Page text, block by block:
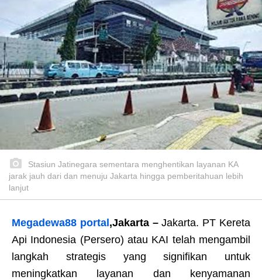
Stasiun Jatinegara sementara menghentikan layanan KA
jarak jauh dari dan menuju Jakarta hingga pemberitahuan lebih
lanjut
Megadewa88 portal ,Jakarta –Jakarta. PT Kereta
Api Indonesia (Persero) atau KAI telah mengambil
langkah strategis yang signifikan untuk
meningkatkan layanan dan kenyamanan